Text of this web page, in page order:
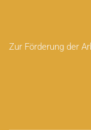
Zur Förderung der